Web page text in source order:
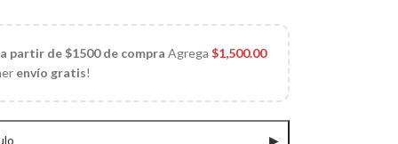
partir de $1500 de compra Agrega$1,500.00
envío gratis!
▶